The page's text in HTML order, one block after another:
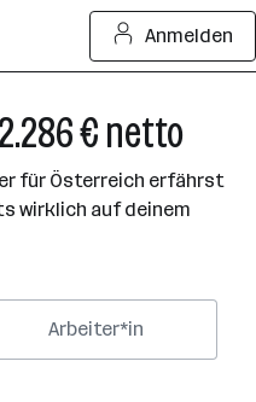
Anmelden
€ netto
für Österreich erfährst
wirklich auf deinem
Arbeiter*in